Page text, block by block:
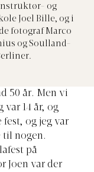
og
Joel Bille, og i
fotograf Marco
og Soulland-
50 år. Men vi
var 14 år, og
fest, og jeg var
til nogen.
på
Joen var der